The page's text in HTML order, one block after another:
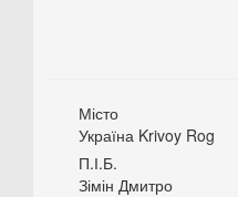
Місто
Україна Krivoy Rog
П.І.Б.
Зімін Дмитро